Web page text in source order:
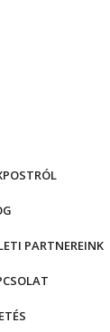
PARTNEREINK